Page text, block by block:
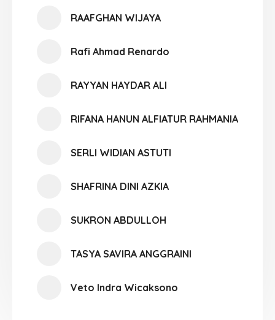
RAAFGHAN WIJAYA
Rafi Ahmad Renardo
RAYYAN HAYDAR ALI
RIFANA HANUN ALFIATUR RAHMANIA
SERLI WIDIAN ASTUTI
SHAFRINA DINI AZKIA
SUKRON ABDULLOH
TASYA SAVIRA ANGGRAINI
Veto Indra Wicaksono